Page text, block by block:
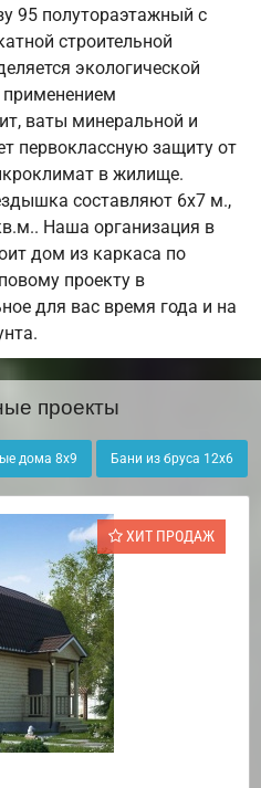
95 полутораэтажный с
строительной
экологической
применением
ваты минеральной и
первоклассную защиту от
в жилище.
составляют 6х7 м.,
Наша организация в
дом из каркаса по
проекту в
для вас время года и на
проекты
дома 8х9 Бани из бруса 12х6
ХИТ ПРОДАЖ